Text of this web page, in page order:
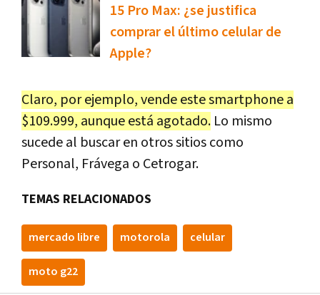
15 Pro Max: ¿se justifica
comprar el último celular de
Apple?
Claro, por ejemplo, vende este smartphone a
$109.999, aunque está agotado. Lo mismo
sucede al buscar en otros sitios como
Personal, Frávega o Cetrogar.
TEMAS RELACIONADOS
mercado libre motorola celular
moto g22